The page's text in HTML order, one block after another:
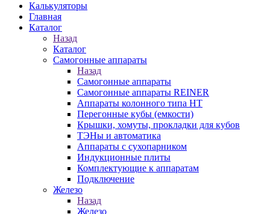
Калькуляторы
Главная
Каталог
Назад
Каталог
Самогонные аппараты
Назад
Самогонные аппараты
Самогонные аппараты REINER
Аппараты колонного типа НТ
Перегонные кубы (емкости)
Крышки, хомуты, прокладки для кубов
ТЭНы и автоматика
Аппараты с сухопарником
Индукционные плиты
Комплектующие к аппаратам
Подключение
Железо
Назад
Железо